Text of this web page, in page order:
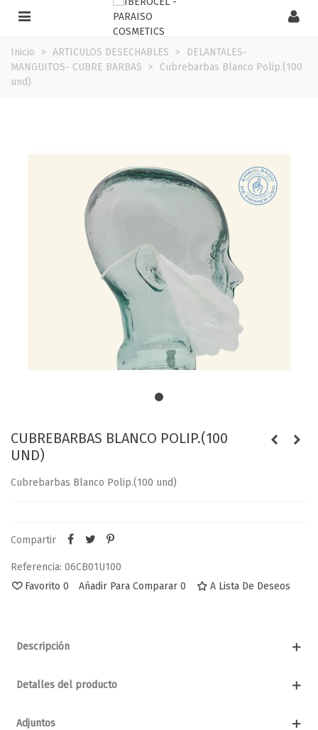
Inicio > ARTICULOS DESECHABLES >
DELANTALES-
MANGUITOS- CUBRE BARBAS >
Cubrebarbas Blanco Polip.(100
und)
CUBREBARBAS BLANCO POLIP.(100
UND)
Cubrebarbas Blanco Polip.(100 und)
Compartir
Referencia: 06CB01U100
Favorito 0 Añadir Para Comparar 0 A Lista De Deseos
Descripción
Detalles del producto
Adjuntos